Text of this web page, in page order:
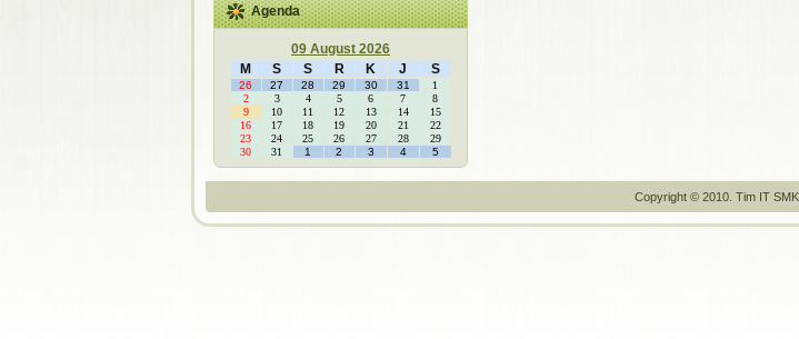
Agenda
09 August 2026
M
S S R K J S
26 27 28 29 30 31
1
2
3 4 5 6 7
8
9
10 11 12 13 14
15
16
17 18 19 20 21
22
23
24 25 26 27 28
29
30
31 1 2 3 4 5
Copyright © 2010. Tim IT